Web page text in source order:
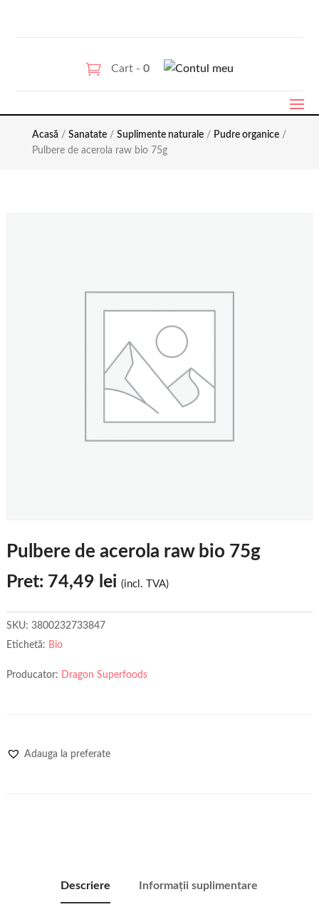
Cart - 0
Acasă/ Sanatate/ Suplimente naturale/ Pudre organice/
Pulbere de acerola raw bio 75g
Pulbere de acerola raw bio 75g
Pret: 74,49 lei (incl. TVA)
SKU: 3800232733847
Etichetă: Bio
Producator: Dragon Superfoods
Adauga la preferate
Descriere Informații suplimentare